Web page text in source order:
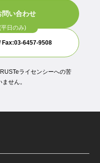
問い合わせ
Fax:03-6457-9508
ライセンシーへの苦
せん。